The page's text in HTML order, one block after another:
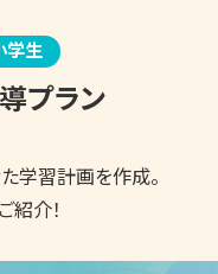
学生
プラン
学習計画を作成。
紹介！